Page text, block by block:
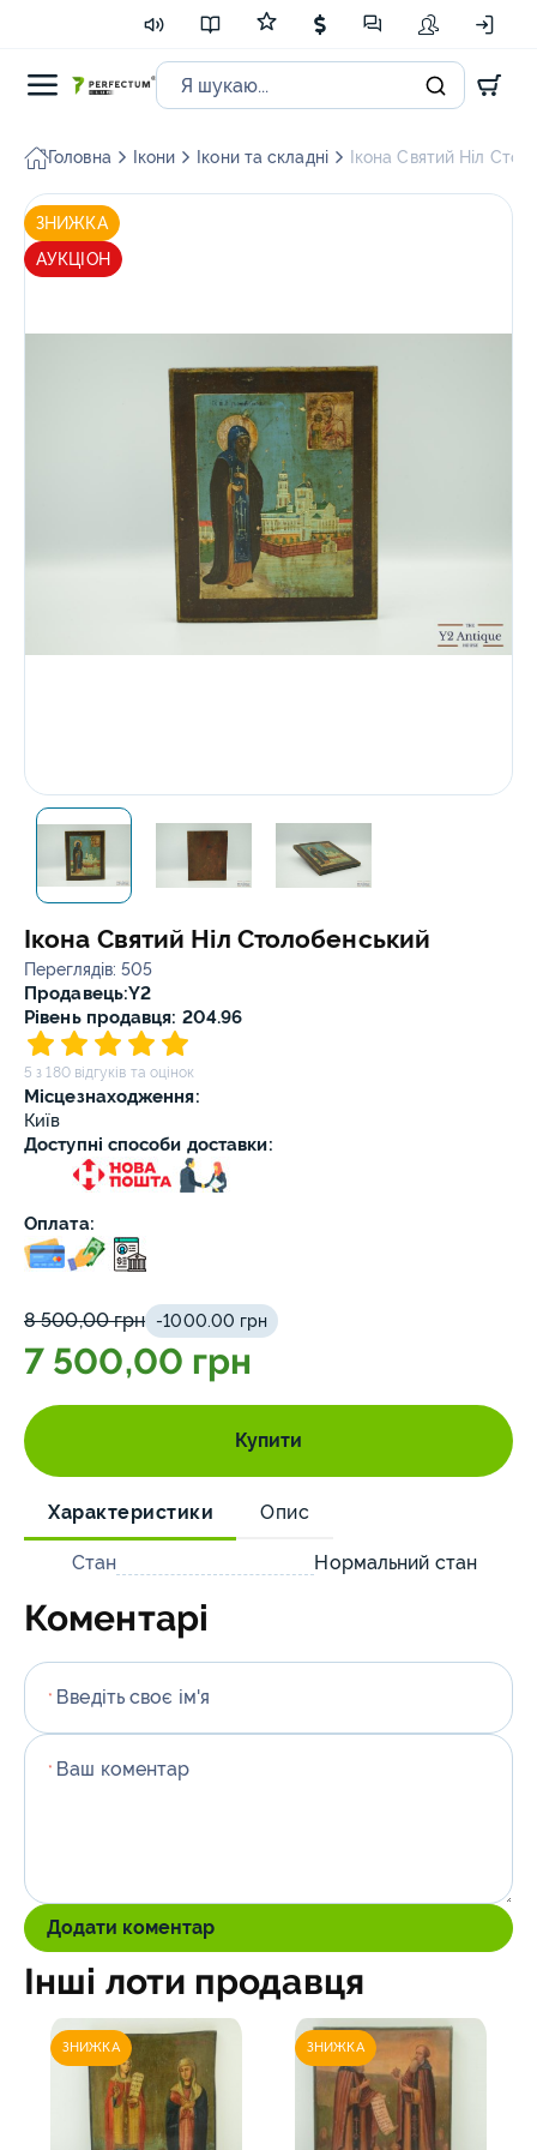
Головна Ікони Ікони та складні Ікона Святий Ніл
ЗНИЖКА
АУКЦІОН
Ікона Святий Ніл Столобенський
Переглядів: 505
Продавець:Y2
Рівень продавця: 204.96
5 з 180 відгуків та оцінок
Місцезнаходження:
Київ
Доступні способи доставки:
Оплата:
8 500,00 грн -1000.00 грн
7 500,00 грн
Купити
Характеристики Опис
Стан Нормальний стан
Коментарі
* Введіть своє ім'я
* Ваш коментар
Додати коментар
Інші лоти продавця
ЗНИЖКА ЗНИЖКА